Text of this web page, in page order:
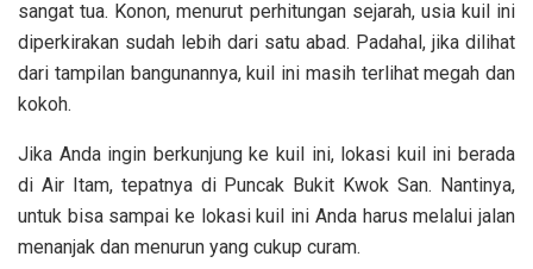
sangat tua. Konon, menurut perhitungan sejarah, usia kuil ini
diperkirakan sudah lebih dari satu abad. Padahal, jika dilihat
dari tampilan bangunannya, kuil ini masih terlihat megah dan
kokoh.
Jika Anda ingin berkunjung ke kuil ini, lokasi kuil ini berada
di Air Itam, tepatnya di Puncak Bukit Kwok San. Nantinya,
untuk bisa sampai ke lokasi kuil ini Anda harus melalui jalan
menanjak dan menurun yang cukup curam.